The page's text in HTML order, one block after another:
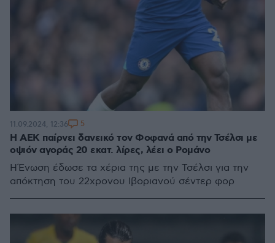
Η ΑΕΚ παίρνει δανεικό τον Φοφανά από την Τσέλσι με
οψιόν αγοράς 20 εκατ. λίρες, λέει ο Ρομάνο
H Ένωση έδωσε τα χέρια της με την Τσέλσι για την
απόκτηση του 22χρονου Ιβοριανού σέντερ φορ
11.09.2024, 12:36 5